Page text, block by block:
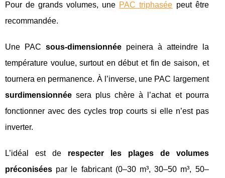
Pour de grands volumes, une PAC triphasée peut être
recommandée.
Une PAC sous‑dimensionnéepeinera à atteindre la
température voulue, surtout en début et fin de saison, et
tournera en permanence. À l’inverse, une PAC largement
surdimensionnée sera plus chère à l’achat et pourra
fonctionner avec des cycles trop courts si elle n’est pas
inverter.
L’idéal est de respecter les plages de volumes
préconisées par le fabricant (0–30 m³, 30–50 m³, 50–